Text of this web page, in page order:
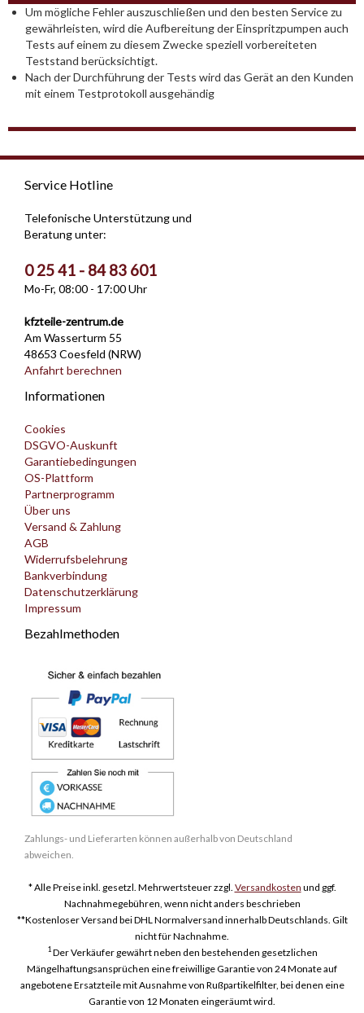
Um mögliche Fehler auszuschließen und den besten Service zu
gewährleisten, wird die Aufbereitung der Einspritzpumpen auch
Tests auf einem zu diesem Zwecke speziell vorbereiteten
Teststand berücksichtigt.
Nach der Durchführung der Tests wird das Gerät an den Kunden
mit einem Testprotokoll ausgehändig
Service Hotline
Telefonische Unterstützung und
Beratung unter:
0 25 41 - 84 83 601
Mo-Fr, 08:00 - 17:00 Uhr
kfzteile-zentrum.de
Am Wasserturm 55
48653 Coesfeld (NRW)
Anfahrt berechnen
Informationen
Cookies
DSGVO-Auskunft
Garantiebedingungen
OS-Plattform
Partnerprogramm
Über uns
Versand & Zahlung
AGB
Widerrufsbelehrung
Bankverbindung
Datenschutzerklärung
Impressum
Bezahlmethoden
Zahlungs- und Lieferarten können außerhalb von Deutschland
abweichen.
* Alle Preise inkl. gesetzl. Mehrwertsteuer zzgl. Versandkosten und ggf.
Nachnahmegebühren, wenn nicht anders beschrieben
**Kostenloser Versand bei DHL Normalversand innerhalb Deutschlands. Gilt
nicht für Nachnahme.
1Der Verkäufer gewährt neben den bestehenden gesetzlichen
Mängelhaftungsansprüchen eine freiwillige Garantie von 24 Monate auf
angebotene Ersatzteile mit Ausnahme von Rußpartikelfilter, bei denen eine
Garantie von 12 Monaten eingeräumt wird.